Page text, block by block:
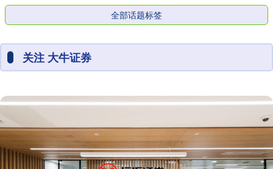
全部话题标签
关注 大牛证券